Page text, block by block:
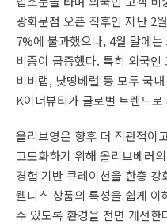
광화문점 오픈 직후인 지난 2
7%에 불과했으나, 4월 말에
비중이 급증했다. 특히 외국
비비랩, 낫띵베럴 등 모두 국
K이너뷰티가 글로벌 트렌드
올리브영은 향후 더 직관적이
고도화하기 위해 올리브베러
경험 기반 큐레이션을 한층
웰니스 상품의 특성을 쉽게
수 있도록 환경을 전면 개선한